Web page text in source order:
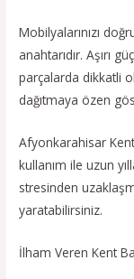
Mobilyalarınızı
anahtarıdır. Aşırı
parçalarda dikkatli
dağıtmaya özen
Afyonkarahisar
kullanım ile uzun
stresinden
yaratabilirsiniz.
İlham Veren Kent